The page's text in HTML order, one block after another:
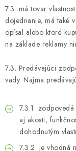
7.3. má tovar
dojednanie, má také
opísal alebo ktoré
na základe reklamy
7.3. Predávajúci
vady. Najmä
7.3.1.
aj akosti,
dohodnutým
7.3.2. je vhodná